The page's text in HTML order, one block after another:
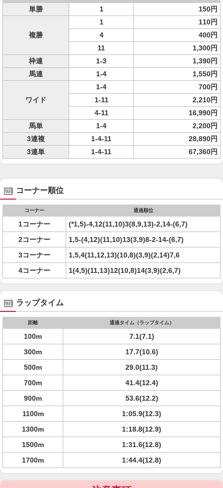
単勝 1 150円
複勝
1
110円
4
400円
11
1,300円
枠連
1-3
1,390円
馬連
1-4 1,550円
ワイド
1-4
700円
1-11
2,210円
4-11
16,990円
馬単
1-4
2,200円
3連複
1-4-11
28,890円
3連単
1-4-11 67,360円
コーナー順位
コーナー 通過順位
1コーナー
(*1,5)-4,12(11,10)3(8,9,13)-2,14-(6,7)
2コーナー
1,5-(4,12)(11,10)13(3,9)8-2-14-(6,7)
3コーナー
1,5,4(11,12,13)(10,8)(3,9)(2,14)7,6
4コーナー
1(4,5)(11,13)12(10,8)14(3,9)(2,6,7)
ラップタイム
距離 通過タイム（ラップタイム）
100m
7.1(7.1)
300m
17.7(10.6)
500m
29.0(11.3)
700m
41.4(12.4)
900m
53.6(12.2)
1100m
1:05.9(12.3)
1300m
1:18.8(12.9)
1500m
1:31.6(12.8)
1700m
1:44.4(12.8)